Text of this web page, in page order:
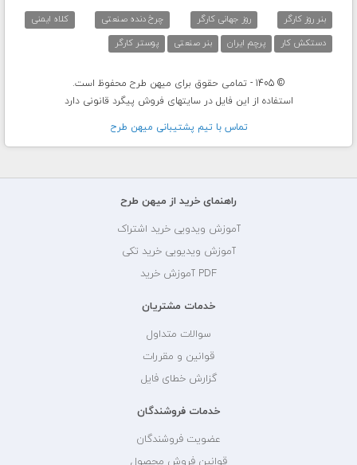
بنر روز کارگر روز جهانی کارگر چرخ دنده صنعتی
کلاه ایمنی
دستکش کار
پرچم ایران بنر صنعتی پوستر کارگر
© 1405 - تمامی حقوق برای میهن طرح محفوظ است.
استفاده از این فایل در سایتهای فروش پیگرد قانونی دارد
تماس با تيم پشتيبانی ميهن طرح
راهنمای خرید از میهن طرح
آموزش ویدویی خرید اشتراک
آموزش ویدیویی خرید تکی
PDF آموزش خرید
خدمات مشتریان
سوالات متداول
قوانین و مقررات
گزارش خطای فایل
خدمات فروشندگان
عضویت فروشندگان
قوانین فروش محصول